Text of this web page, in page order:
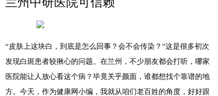
“皮肤上这块白，到底是怎么回事？会不会传染？”这是很多初次
发现白斑患者较揪心的问题。在兰州，不少朋友都会打听，哪家
医院能让人放心看这个病？毕竟关乎颜面，谁都想找个靠谱的地
方。今天，作为健康网小编，我就从咱们老百姓的角度，好好跟